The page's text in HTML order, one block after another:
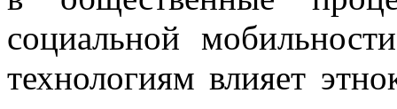
социальной
технологиям влияет